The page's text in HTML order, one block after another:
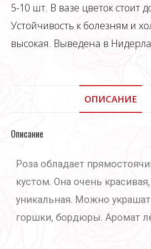
5-10 шт. В вазе цветок стоит
Устойчивость к болезням и
высокая. Выведена в
ОПИСАНИЕ
Описание
Роза обладает
кустом. Она очень красивая,
уникальная. Можно
горшки, бордюры. Аромат